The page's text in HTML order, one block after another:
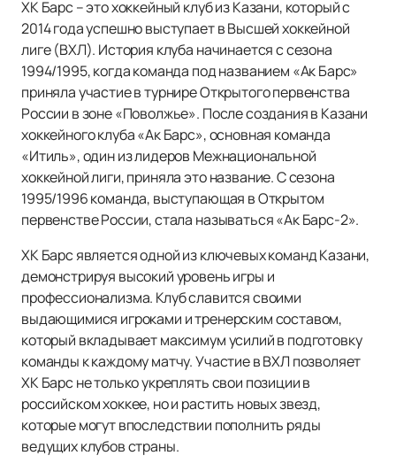
ХК Барс – это хоккейный клуб из Казани, который с
2014 года успешно выступает в Высшей хоккейной
лиге (ВХЛ). История клуба начинается с сезона
1994/1995, когда команда под названием «Ак Барс»
приняла участие в турнире Открытого первенства
России в зоне «Поволжье». После создания в Казани
хоккейного клуба «Ак Барс», основная команда
«Итиль», один из лидеров Межнациональной
хоккейной лиги, приняла это название. С сезона
1995/1996 команда, выступающая в Открытом
первенстве России, стала называться «Ак Барс-2».
ХК Барс является одной из ключевых команд Казани,
демонстрируя высокий уровень игры и
профессионализма. Клуб славится своими
выдающимися игроками и тренерским составом,
который вкладывает максимум усилий в подготовку
команды к каждому матчу. Участие в ВХЛ позволяет
ХК Барс не только укреплять свои позиции в
российском хоккее, но и растить новых звезд,
которые могут впоследствии пополнить ряды
ведущих клубов страны.